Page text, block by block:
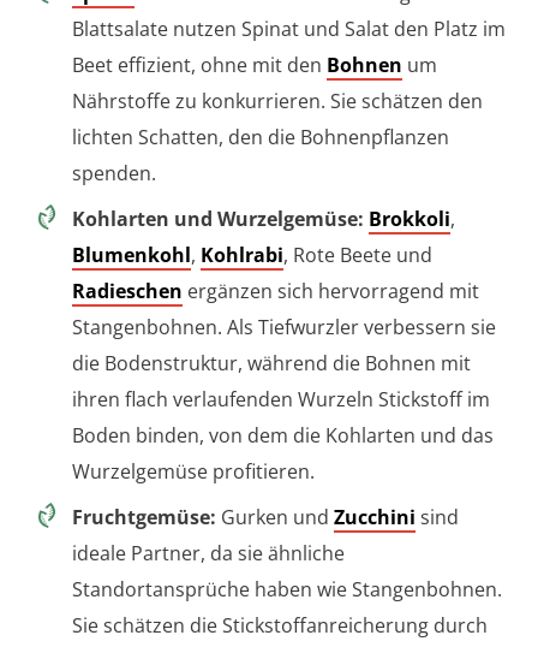
Blattsalate nutzen Spinat und Salat den Platz im
Beet effizient, ohne mit den Bohnen um
Nährstoffe zu konkurrieren. Sie schätzen den
lichten Schatten, den die Bohnenpflanzen
spenden.
Kohlarten und Wurzelgemüse: Brokkoli,
Blumenkohl, Kohlrabi, Rote Beete und
Radieschen ergänzen sich hervorragend mit
Stangenbohnen. Als Tiefwurzler verbessern sie
die Bodenstruktur, während die Bohnen mit
ihren flach verlaufenden Wurzeln Stickstoff im
Boden binden, von dem die Kohlarten und das
Wurzelgemüse profitieren.
Fruchtgemüse: Gurken und Zucchini sind
ideale Partner, da sie ähnliche
Standortansprüche haben wie Stangenbohnen.
Sie schätzen die Stickstoffanreicherung durch